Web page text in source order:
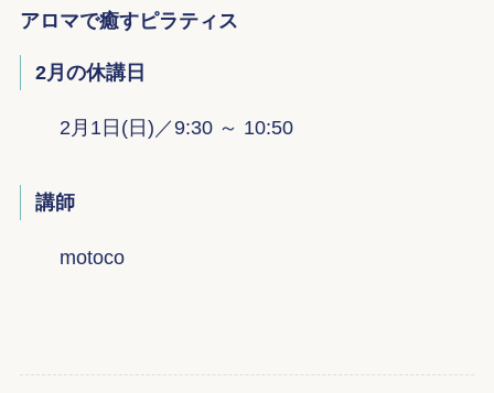
アロマで癒すピラティス
2月の休講日
2月1日(日)／9:30 ～ 10:50
講師
motoco